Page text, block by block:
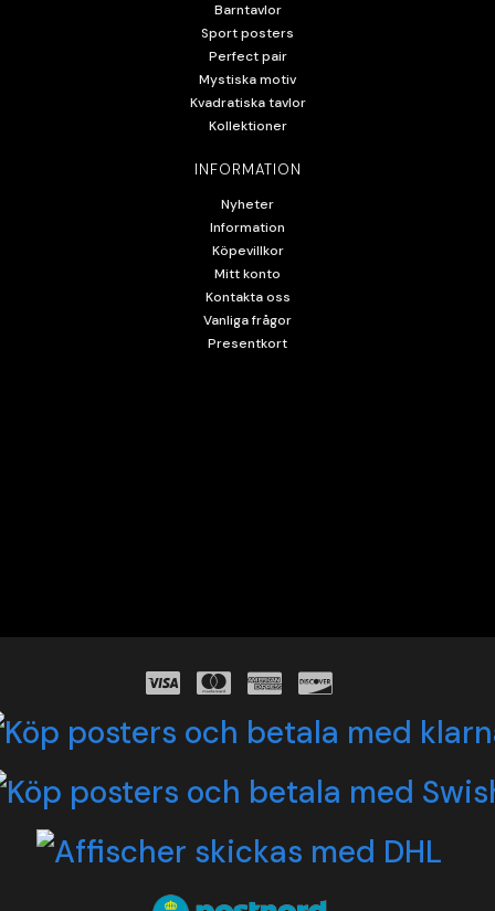
Barntavlor
Sport posters
Perfect pair
Mystiska motiv
Kvadratiska tavlor
Kollektioner
INFORMATION
Nyheter
Information
Köpevillkor
Mitt konto
Kontakta oss
Vanliga frågor
Presentkort